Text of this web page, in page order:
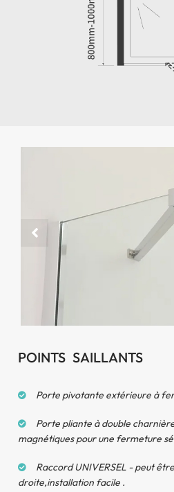
Tiges de
POINTS SAILLANTS
Porte pivotante extérieure à
Porte pliante à double
magnétiques pour une fermeture
Raccord UNIVERSEL - peut
droite,installation facile .